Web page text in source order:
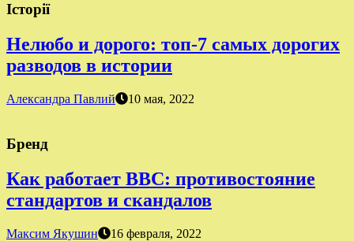
Історії
Нелюбо и дорого: топ-7 самых дорогих
разводов в истории
Александра Павлий 10 мая, 2022
Бренд
Как работает BBC: противостояние
стандартов и скандалов
Максим Якушин 16 февраля, 2022